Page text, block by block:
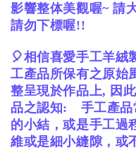
影響整体美觀喔~請
請勿下標喔!!
🎈相信喜愛手工羊絨
工產品所保有之原始
整呈現於作品上, 因
品之認知:
手工產品
的小結，或是手工過
維或是細小縫隙，或